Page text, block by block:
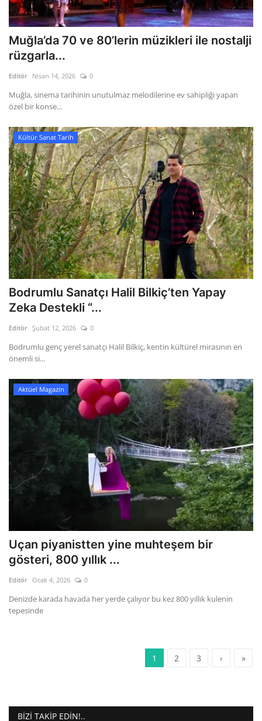
Muğla’da 70 ve 80’lerin müzikleri ile nostalji
rüzgarla...
Editör Nisan 14, 2026 0
Muğla, sinema tarihinin unutulmaz melodilerine ev sahipliği yapan
özel bir konse...
Kültür Sanat Tarih
Bodrumlu Sanatçı Halil Bilkiç’ten Yapay
Zeka Destekli “...
Editör Şubat 12, 2026 0
Bodrumlu genç yerel sanatçı Halil Bilkiç, kentin kültürel mirasının en
önemli si...
Aktüel Magazin
Uçan piyanistten yine muhteşem bir
gösteri, 800 yıllık ...
Editör Ocak 4, 2026 0
Denizde karada havada her yerde çalıyor bu kez 800 yıllık kulenin
tepesinde
1 2 3 › »
BIZI TAKIP EDIN!..